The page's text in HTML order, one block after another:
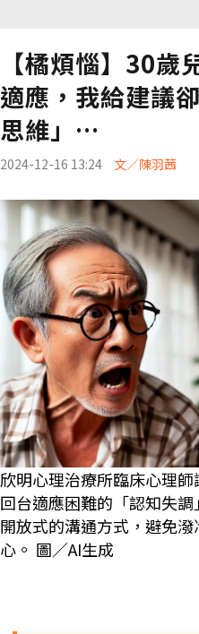
【橘煩惱】30歲
適應，我給建議
思維」…
2024-12-16 13:24 文／陳羽茜
欣明心理治療所臨床心理
回台適應困難的「認知失
開放式的溝通方式，避免
心。 圖／AI生成